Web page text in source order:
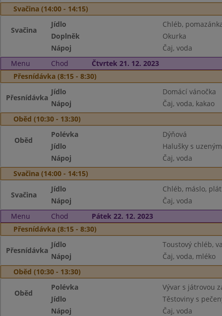
Svačina (14:00 - 14:15)
Svačina
Jídlo
Chléb,
Doplněk
Okurka
Nápoj
Čaj, voda
Menu
Chod
Čtvrtek 21. 12. 2023
Přesnídávka (8:15 - 8:30)
Přesnídávka
Jídlo
Domácí vánočka
Nápoj
Čaj, voda, kakao
Oběd (10:30 - 13:30)
Oběd
Polévka
Dýňová
Jídlo
Halušky s
Nápoj
Čaj, voda
Svačina (14:00 - 14:15)
Svačina
Jídlo
Chléb, máslo,
Nápoj
Čaj, voda
Menu
Chod
Pátek 22. 12. 2023
Přesnídávka (8:15 - 8:30)
Přesnídávka
Jídlo
Toustový chléb,
Nápoj
Čaj, voda, mléko
Oběd (10:30 - 13:30)
Oběd
Polévka
Vývar s játrovou
Jídlo
Těstoviny s
Nápoj
Čaj, voda